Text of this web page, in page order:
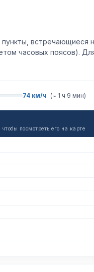
встречающиеся
часовых поясов).
74 км/ч (~ 1 ч 9 мин)
посмотреть его на карте